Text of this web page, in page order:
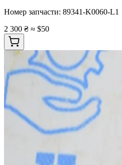
Номер запчасти: 89341-K0060-L1
2 300 ₴ ≈ $50